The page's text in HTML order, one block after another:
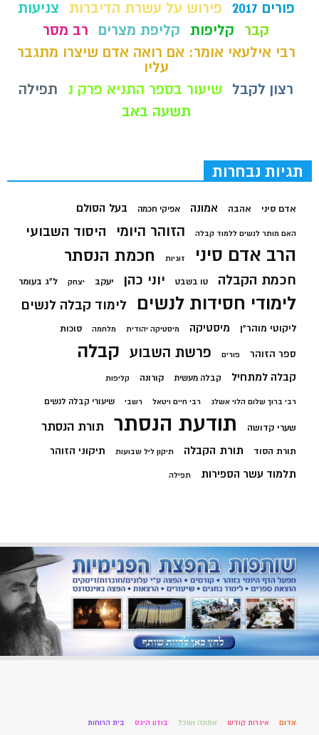
פורים 2017
פירוש על עשרת הדיברות צניעות
קבר
קליפות קליפת מצרים
רב מסר
רבי אילעאי אומר: אם רואה אדם שיצרו מתגבר
עליו
רצון לקבל
שיעור בספר התניא פרק נ
תפילה
תשעה באב
תגיות נבחרות
אדם סיני אהבה אמונה אפיקי חכמה בעל הסולם
האם מותר לנשים ללמוד קבלה הזוהר היומי היסוד השבועי
הרב אדם סיני זוגיות חכמת הנסתר
חכמת הקבלה טו בשבט יוני כהן יעקב יצחק ל"ג בעומר
לימודי חסידות לנשים לימוד קבלה לנשים
ליקוטי מוהר"ן מיסטיקה מיסטיקה יהודית מלחמה סוכות
ספר הזוהר פורים פרשת השבוע קבלה
קבלה למתחיל קבלה מעשית קורונה קליפות
רבי ברוך שלום הלוי אשלג רבי חיים ויטאל רשבי שיעורי קבלה לנשים
שערי קדושה תודעת הנסתר תורת הנסתר
תורת הסוד תורת הקבלה תיקון ליל שבועות תיקוני הזוהר
תלמוד עשר הספירות תפילה
אדום איגרות קודש אמונה ושכל בוזון היגס בית הרוחות